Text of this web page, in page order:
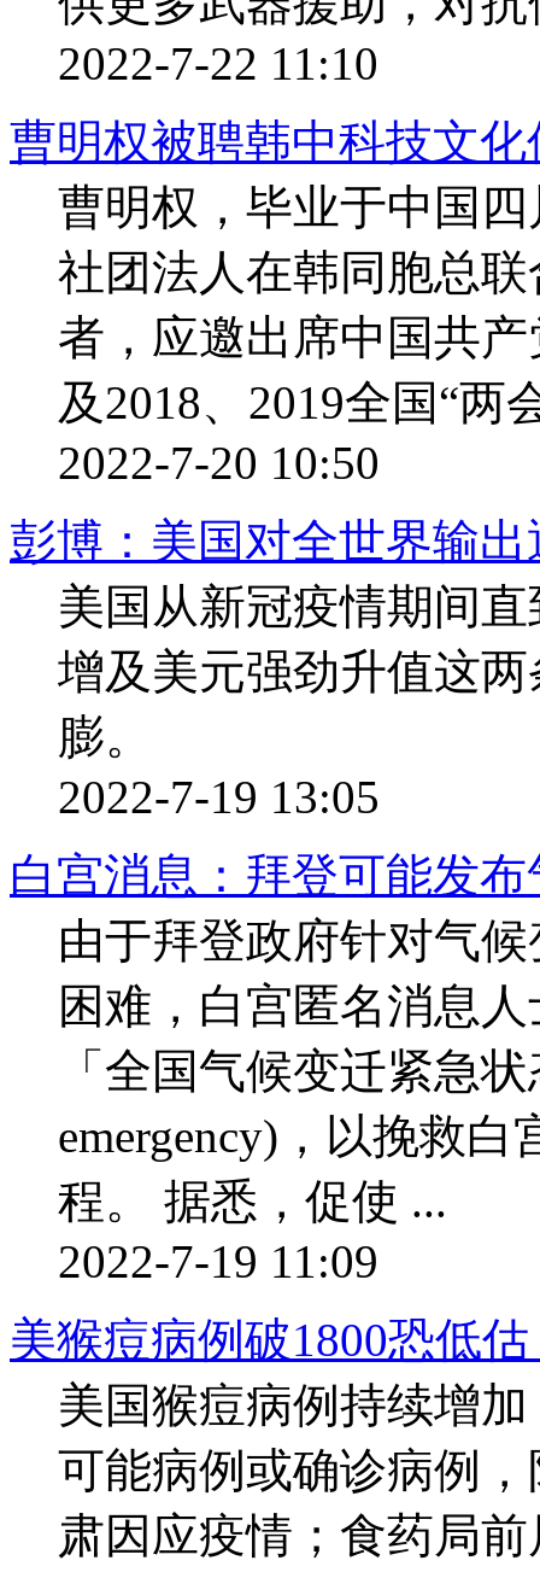
2022-7-22 11:10
曹明权被聘韩中科技文
曹明权，毕业于中国
社团法人在韩同胞总
者，应邀出席中国共
及2018、2019全国“两
2022-7-20 10:50
彭博：美国对全世界输出
美国从新冠疫情期间
增及美元强劲升值这
膨。
2022-7-19 13:05
白宫消息：拜登可能发
由于拜登政府针对气
困难，白宫匿名消息
「全国气候变迁紧急
emergency)，以挽救
程。 据悉，促使 ...
2022-7-19 11:09
美猴痘病例破1800恐低
美国猴痘病例持续增
可能病例或确诊病例
肃因应疫情；食药局